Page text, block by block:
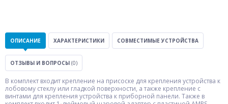
ОПИСАНИЕ ХАРАКТЕРИСТИКИ СОВМЕСТИМЫЕ УСТРОЙСТВА
ОТЗЫВЫ И ВОПРОСЫ (0)
В комплект входит крепление на присоске для крепления устройства к
лобовому стеклу или гладкой поверхности, а также крепление с
винтами для крепления устройства к приборной панели. Также в